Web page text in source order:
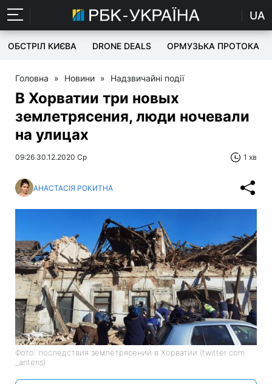
UA
ОБСТРІЛ КИЄВА DRONE DEALS ОРМУЗЬКА ПРОТОКА
Головна » Новини » Надзвичайні події
В Хорватии три новых
землетрясения, люди ночевали
на улицах
09:26 30.12.2020 Ср 1 хв
АНАСТАСІЯ РОКИТНА
Фото: последствия землетрясений в Хорватии (twitter com
_antens)